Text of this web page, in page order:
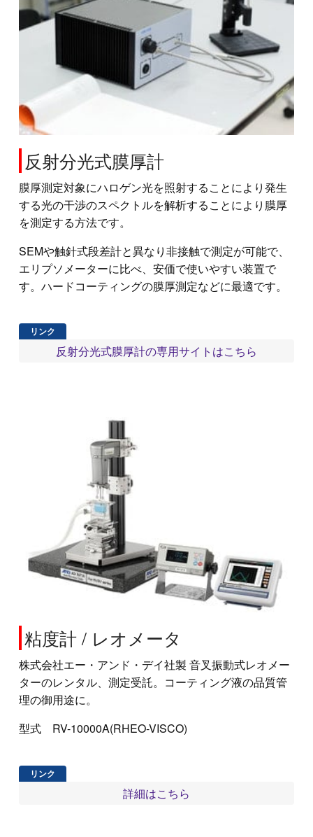
反射分光式膜厚計
膜厚測定対象にハロゲン光を照射することにより発生
する光の干渉のスペクトルを解析することにより膜厚
を測定する方法です。
SEMや触針式段差計と異なり非接触で測定が可能で、
エリプソメーターに比べ、安価で使いやすい装置で
す。ハードコーティングの膜厚測定などに最適です。
反射分光式膜厚計の専用サイトはこちら
粘度計 / レオメータ
株式会社エー・アンド・デイ社製 音叉振動式レオメー
ターのレンタル、測定受託。コーティング液の品質管
理の御用途に。
型式 RV-10000A(RHEO-VISCO)
詳細はこちら